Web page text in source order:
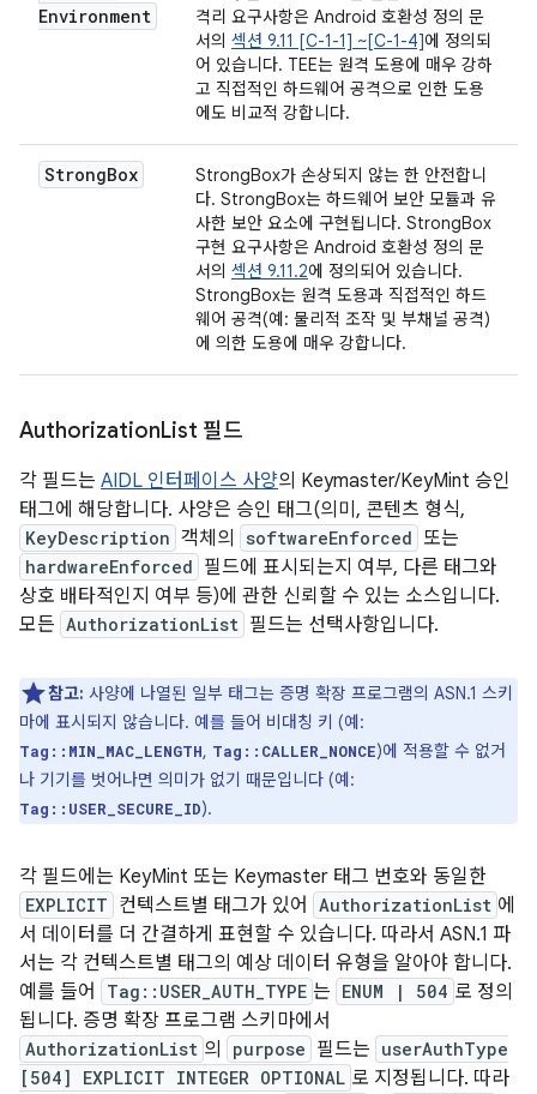
Environment
격리 요구사항은 Android 호환성 정의 문
서의 섹션 9.11 [C-1-1] ~[C-1-4]에 정의되
어 있습니다. TEE는 원격 도용에 매우 강하
고 직접적인 하드웨어 공격으로 인한 도용
에도 비교적 강합니다.
StrongBox
StrongBox가 손상되지 않는 한 안전합니
다. StrongBox는 하드웨어 보안 모듈과 유
사한 보안 요소에 구현됩니다. StrongBox
구현 요구사항은 Android 호환성 정의 문
서의 섹션 9.11.2에 정의되어 있습니다.
StrongBox는 원격 도용과 직접적인 하드
웨어 공격(예: 물리적 조작 및 부채널 공격)
에 의한 도용에 매우 강합니다.
AuthorizationList 필드
각 필드는 AIDL 인터페이스 사양의 Keymaster/KeyMint 승인
태그에 해당합니다. 사양은 승인 태그(의미, 콘텐츠 형식,
KeyDescription 객체의 softwareEnforced 또는
hardwareEnforced 필드에 표시되는지 여부, 다른 태그와
상호 배타적인지 여부 등)에 관한 신뢰할 수 있는 소스입니다.
모든 AuthorizationList 필드는 선택사항입니다.
참고: 사양에 나열된 일부 태그는 증명 확장 프로그램의 ASN.1 스키
마에 표시되지 않습니다. 예를 들어 비대칭 키 (예:
Tag::MIN_MAC_LENGTH, Tag::CALLER_NONCE)에 적용할 수 없거
나 기기를 벗어나면 의미가 없기 때문입니다 (예:
Tag::USER_SECURE_ID).
각 필드에는 KeyMint 또는 Keymaster 태그 번호와 동일한
EXPLICIT 컨텍스트별 태그가 있어 AuthorizationList 에
서 데이터를 더 간결하게 표현할 수 있습니다. 따라서 ASN.1 파
서는 각 컨텍스트별 태그의 예상 데이터 유형을 알아야 합니다.
예를 들어
Tag::USER_AUTH_TYPE 는 ENUM | 504 로 정의
됩니다. 증명 확장 프로그램 스키마에서
AuthorizationList 의 purpose 필드는 userAuthType
[504] EXPLICIT INTEGER OPTIONAL 로 지정됩니다. 따라